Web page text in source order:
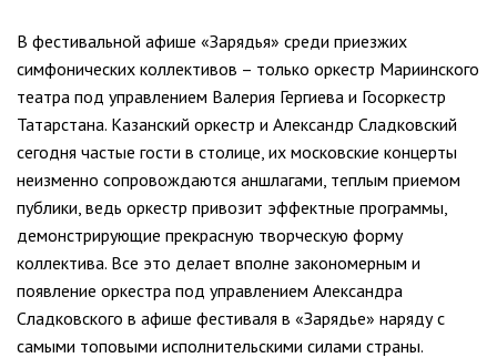
В фестивальной афише «Зарядья» среди приезжих
симфонических коллективов – только оркестр Мариинского
театра под управлением Валерия Гергиева и Госоркестр
Татарстана. Казанский оркестр и Александр Сладковский
сегодня частые гости в столице, их московские концерты
неизменно сопровождаются аншлагами, теплым приемом
публики, ведь оркестр привозит эффектные программы,
демонстрирующие прекрасную творческую форму
коллектива. Все это делает вполне закономерным и
появление оркестра под управлением Александра
Сладковского в афише фестиваля в «Зарядье» наряду с
самыми топовыми исполнительскими силами страны.